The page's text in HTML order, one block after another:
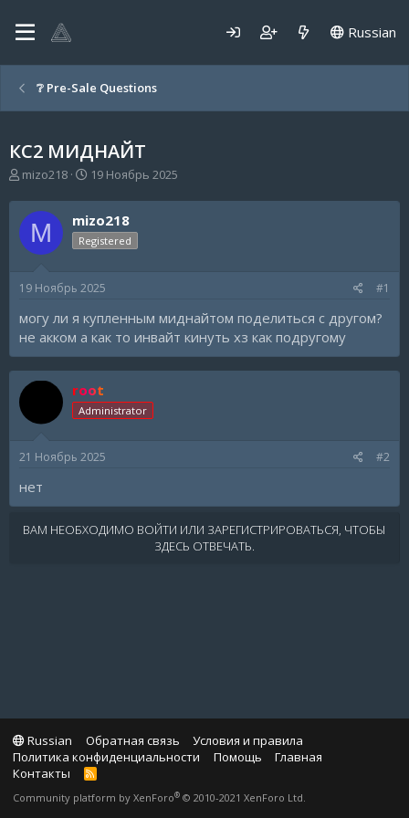
Russian
❔ Pre-Sale Questions
КС2 МИДНАЙТ
А
т
о
р
т
м
mizo218
Д
т
а
н
а
а
19 Ноябрь 2025
M mizo218
Registered
19 Ноябрь 2025 #1
могу ли я купленным миднайтом поделиться с другом?
не акком а как то инвайт кинуть хз как подругому
root
Administrator
21 Ноябрь 2025 #2
нет
ВАМ НЕОБХОДИМО ВОЙТИ ИЛИ ЗАРЕГИСТРИРОВАТЬСЯ, ЧТОБЫ
ЗДЕСЬ ОТВЕЧАТЬ.
Russian Обратная связь
Условия и правила
Политика конфиденциальности
Помощь
Главная
Контакты
R
S
Community platform by XenForo® © 2010-2021 XenForo Ltd.